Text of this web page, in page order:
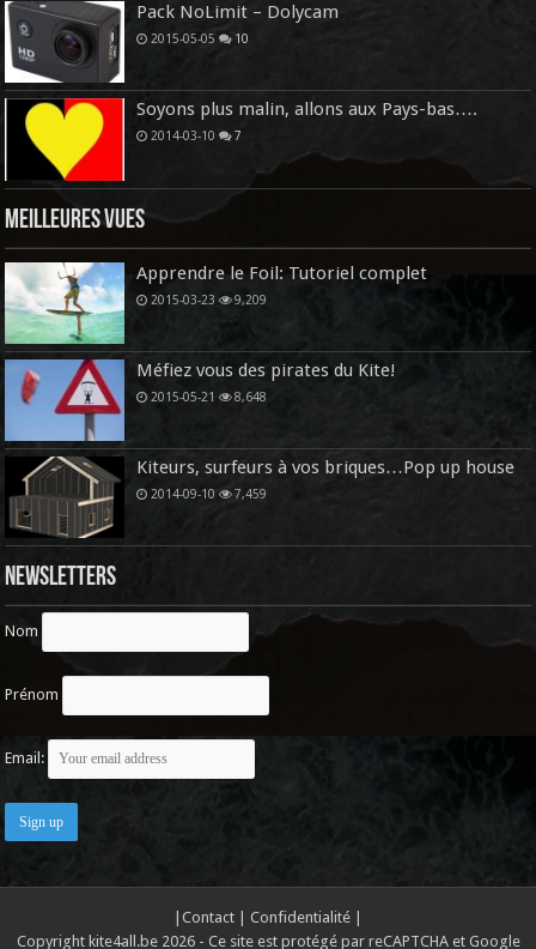
Pack NoLimit – Dolycam
2015-05-05 10
Soyons plus malin, allons aux Pays-bas….
2014-03-10 7
Meilleures vues
Apprendre le Foil: Tutoriel complet
2015-03-23 9,209
Méfiez vous des pirates du Kite!
2015-05-21 8,648
Kiteurs, surfeurs à vos briques…Pop up house
2014-09-10 7,459
Newsletters
Nom
Prénom
Email:
Contact Confidentialité
Copyright kite4all.be 2026 - Ce site est protégé par reCAPTCHA et Google